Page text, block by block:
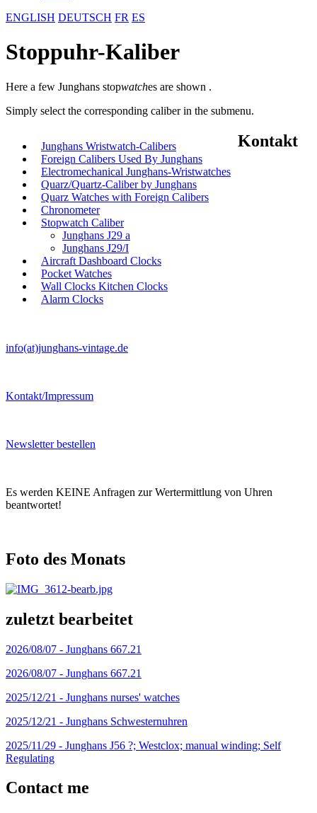
ENGLISH DEUTSCH FR ES
Stoppuhr-Kaliber
Here a few Junghans stopwatches are shown .
Simply select the corresponding caliber in the submenu.
Junghans Wristwatch-Calibers
Foreign Calibers Used By Junghans
Electromechanical Junghans-Wristwatches
Quarz/Quartz-Caliber by Junghans
Quarz Watches with Foreign Calibers
Chronometer
Stopwatch Caliber
Junghans J29 a
Junghans J29/I
Aircraft Dashboard Clocks
Pocket Watches
Wall Clocks Kitchen Clocks
Alarm Clocks
Kontakt
info(at)junghans-vintage.de
Kontakt/Impressum
Newsletter bestellen
Es werden KEINE Anfragen zur Wertermittlung von Uhren
beantwortet!
Foto des Monats
zuletzt bearbeitet
2026/08/07 - Junghans 667.21
2026/08/07 - Junghans 667.21
2025/12/21 - Junghans nurses' watches
2025/12/21 - Junghans Schwesternuhren
2025/11/29 - Junghans J56 ?; Westclox; manual winding; Self
Regulating
Contact me